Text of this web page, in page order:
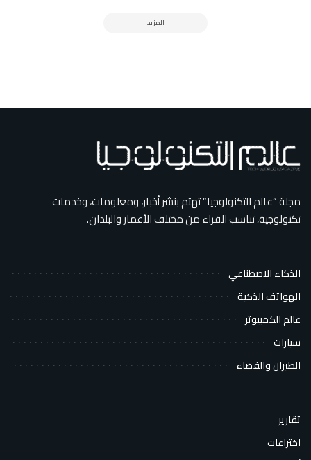
المزيد
مجلة “عالم التكنولوجيا” تهتم بنشر أخبار، ومعلومات، وخدمات
تكنولوجية، تناسب القراء من مختلف الأعمار والبلدان.
الذكاء الاصطناعي
الهواتف الذكية
عالم الكمبيوتر
سيارات
الطيران والفضاء
تقارير
اختراعات